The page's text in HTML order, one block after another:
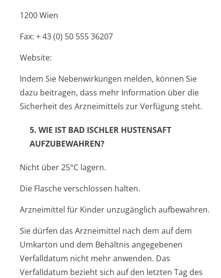
1200 Wien
Fax: + 43 (0) 50 555 36207
Website:
Indem Sie Nebenwirkungen melden, können Sie
dazu beitragen, dass mehr Information über die
Sicherheit des Arzneimittels zur Verfügung steht.
5. WIE IST BAD ISCHLER HUSTENSAFT
AUFZUBEWAHREN?
Nicht über 25°C lagern.
Die Flasche verschlossen halten.
Arzneimittel für Kinder unzugänglich aufbewahren.
Sie dürfen das Arzneimittel nach dem auf dem
Umkarton und dem Behältnis angegebenen
Verfalldatum nicht mehr anwenden. Das
Verfalldatum bezieht sich auf den letzten Tag des